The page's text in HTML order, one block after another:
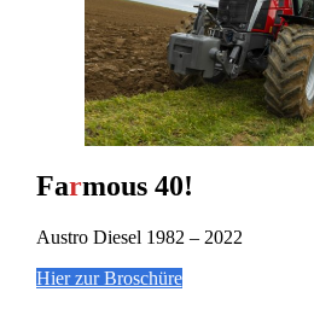
Farmous 40!
Austro Diesel 1982 – 2022
Hier zur Broschüre